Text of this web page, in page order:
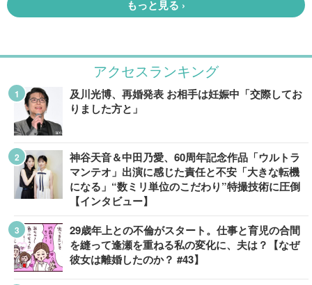
アクセスランキング
及川光博、再婚発表 お相手は妊娠中「交際してお
りました方と」
神谷天音＆中田乃愛、60周年記念作品「ウルトラ
マンテオ」出演に感じた責任と不安「大きな転機
になる」“数ミリ単位のこだわり”特撮技術に圧倒
【インタビュー】
29歳年上との不倫がスタート。仕事と育児の合間
を縫って逢瀬を重ねる私の変化に、夫は？【なぜ
彼女は離婚したのか？ #43】